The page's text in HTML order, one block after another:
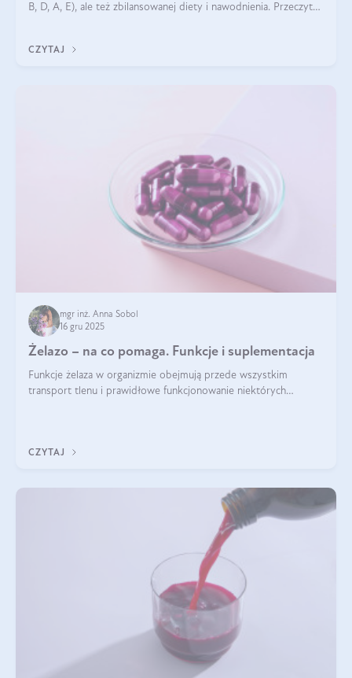
B, D, A, E), ale też zbilansowanej diety i nawodnienia. Przeczytaj
CZYTAJ
mgr inż. Anna Sobol
16 gru 2025
Żelazo – na co pomaga. Funkcje i suplementacja
Funkcje żelaza w organizmie obejmują przede wszystkim
transport tlenu i prawidłowe funkcjonowanie niektórych
CZYTAJ